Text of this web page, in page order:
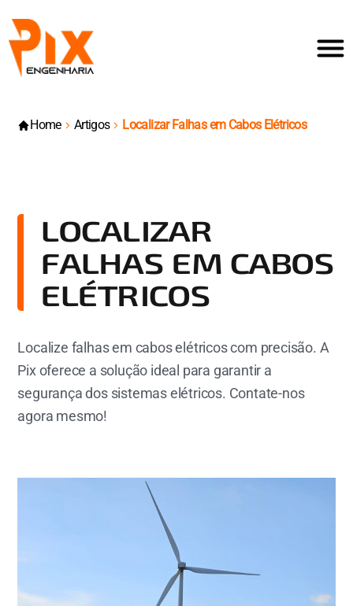
Home Artigos Localizar Falhas em Cabos Elétricos
LOCALIZAR
FALHAS EM CABOS
ELÉTRICOS
Localize falhas em cabos elétricos com precisão. A
Pix oferece a solução ideal para garantir a
segurança dos sistemas elétricos. Contate-nos
agora mesmo!